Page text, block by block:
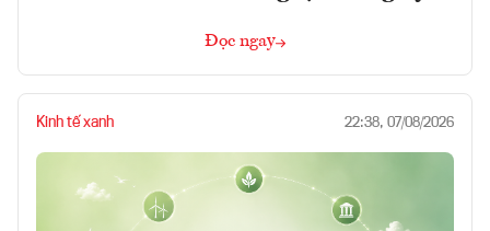
Đọc ngay
Kinh tế xanh 22:38, 07/08/2026